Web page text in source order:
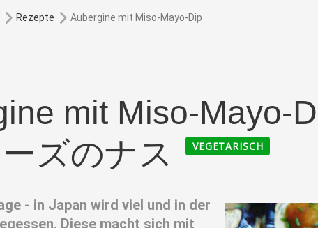
Rezepte Aubergine mit Miso-Mayo-Dip
mit Miso-Mayo-
ズのナス
VEGETARISCH
- in Japan wird viel und in der
Diese macht sich mit